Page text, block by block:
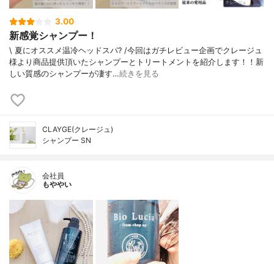
3.00
新感覚シャンプー！
\ 夏にオススメ温冷ヘッドスパ? /今回はガチレビュー企画でクレージュ
様より商品提供頂いたシャンプーとトリートメントを紹介します！！新
しい質感のシャンプーが凄す…続きを見る
CLAYGE(クレージュ)
シャンプー SN
会社員
もややい